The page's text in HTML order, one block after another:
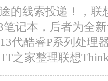
的线索投递！，联
笔记本，后者为全
代酷睿P系列处理
之家整理联想